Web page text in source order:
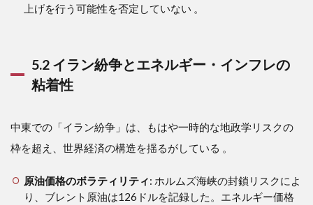
上げを行う可能性を否定していない 。
5.2 イラン紛争とエネルギー・インフレの
粘着性
中東での「イラン紛争」は、もはや一時的な地政学リスクの
枠を超え、世界経済の構造を揺るがしている 。
原油価格のボラティリティ: ホルムズ海峡の封鎖リスクによ
り、ブレント原油は126ドルを記録した。エネルギー価格